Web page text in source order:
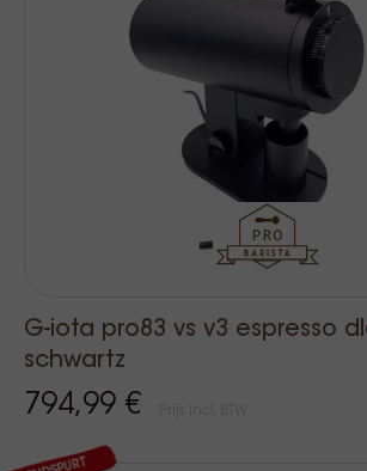
G-iota pro83 vs v3 espresso
schwartz
794,99 €